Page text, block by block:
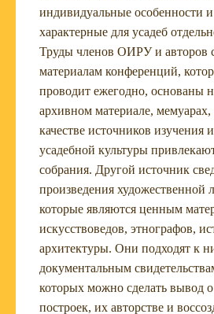
индивидуальные особенности
характерные для усадеб
Труды членов ОИРУ и авторов
материалам конференций,
проводит ежегодно, основаны
архивном материале, мемуарах,
качестве источников изучения
усадебной культуры
собрания. Другой источник
произведения художественной
которые являются ценным
искусствоведов, этнографов,
архитектуры. Они подходят к
документальным
которых можно сделать вывод
построек, их авторстве и